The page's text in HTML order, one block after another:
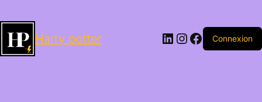
Harry potter LinkedIn
Instagram
Facebook
Connexion